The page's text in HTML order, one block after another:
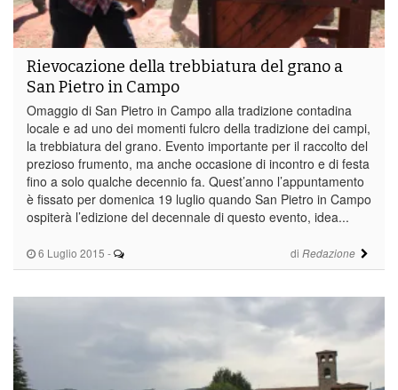
6 Luglio 2015 - di Redazione
Rievocazione della trebbiatura del grano a
San Pietro in Campo
Omaggio di San Pietro in Campo alla tradizione contadina
locale e ad uno dei momenti fulcro della tradizione dei campi,
la trebbiatura del grano. Evento importante per il raccolto del
prezioso frumento, ma anche occasione di incontro e di festa
fino a solo qualche decennio fa. Quest’anno l’appuntamento
è fissato per domenica 19 luglio quando San Pietro in Campo
ospiterà l’edizione del decennale di questo evento, idea...